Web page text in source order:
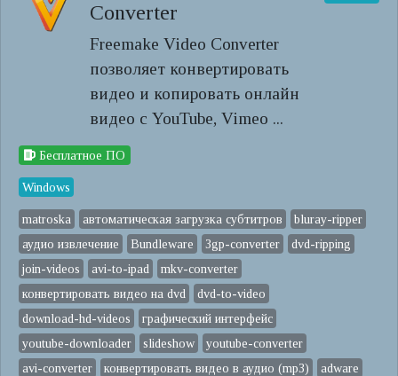
Converter
Freemake Video Converter
позволяет конвертировать
видео и копировать онлайн
видео с YouTube, Vimeo ...
Бесплатное ПО
Windows
matroska автоматическая загрузка субтитров
bluray-ripper
аудио извлечение
Bundleware 3gp-converter
dvd-ripping
join-videos
avi-to-ipad
mkv-converter
конвертировать видео на dvd
dvd-to-video
download-hd-videos
графический интерфейс
youtube-downloader
slideshow
youtube-converter
avi-converter
конвертировать видео в аудио (mp3)
adware